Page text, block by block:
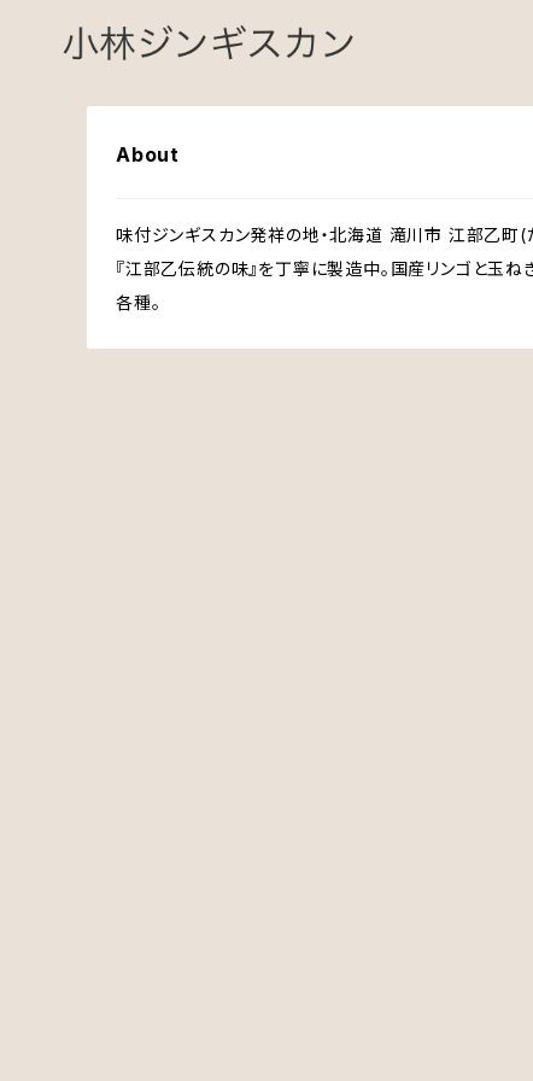
About
味付ジンギスカン発祥の地・北海道 滝川市 江部乙町(
『江部乙伝統の味』を丁寧に製造中。国産リンゴと玉
各種。